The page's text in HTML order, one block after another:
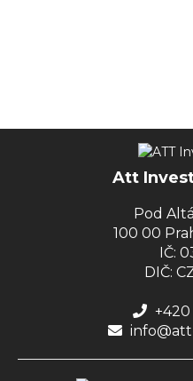
Att
Pod
100 00
IČ:
DIČ: